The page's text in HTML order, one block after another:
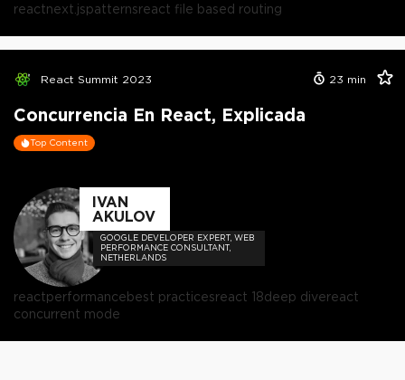
reactnext.jspatternsreact file based routing
React Summit 2023 23 min
Concurrencia En React, Explicada
Top Content
IVAN
AKULOV
GOOGLE DEVELOPER EXPERT, WEB
PERFORMANCE CONSULTANT,
NETHERLANDS
reactperformancebest practicesreact 18deep divereact
concurrent mode